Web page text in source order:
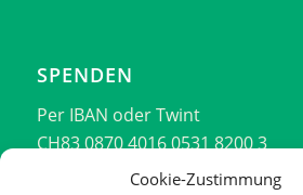
Cookie-Zustimmung
SPENDEN
Per IBAN oder Twint
CH83 0870 4016 0531 8200 3
076 701 14 44